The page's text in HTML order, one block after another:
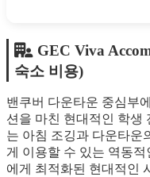
GEC Viva
숙소 비용)
밴쿠버 다운타운 중심부
션을 마친 현대적인 학생
는 아침 조깅과 다운타운
게 이용할 수 있는 역동
에게 최적화된 현대적인